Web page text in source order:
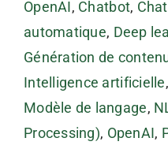
OpenAI, Chatbot,
automatique, Deep
Génération de
Intelligence artificielle,
Modèle de langage,
Processing), OpenAI,